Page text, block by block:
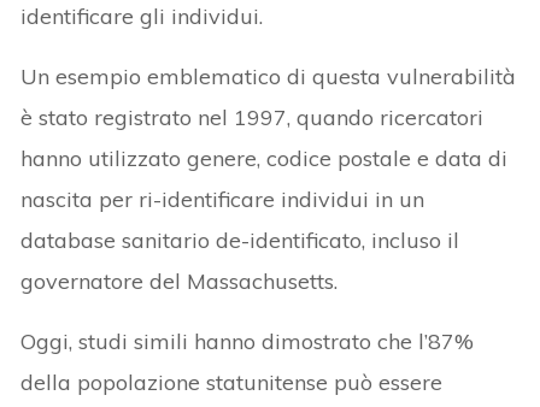
identificare gli individui.
Un esempio emblematico di questa vulnerabilità
è stato registrato nel 1997, quando ricercatori
hanno utilizzato genere, codice postale e data di
nascita per ri-identificare individui in un
database sanitario de-identificato, incluso il
governatore del Massachusetts.
Oggi, studi simili hanno dimostrato che l’87%
della popolazione statunitense può essere